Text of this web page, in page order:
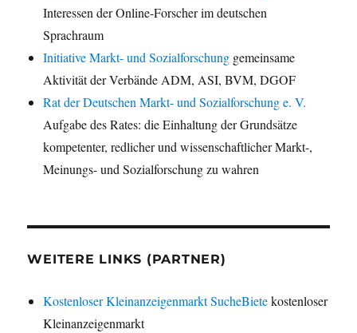
Interessen der Online-Forscher im deutschen
Sprachraum
Initiative Markt- und Sozialforschung gemeinsame
Aktivität der Verbände ADM, ASI, BVM, DGOF
Rat der Deutschen Markt- und Sozialforschung e. V.
Aufgabe des Rates: die Einhaltung der Grundsätze
kompetenter, redlicher und wissenschaftlicher Markt-,
Meinungs- und Sozialforschung zu wahren
WEITERE LINKS (PARTNER)
Kostenloser Kleinanzeigenmarkt SucheBietekostenloser
Kleinanzeigenmarkt